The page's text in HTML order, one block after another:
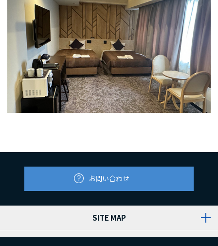
お問い合わせ
SITE MAP